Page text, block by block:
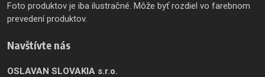
Foto produktov je iba ilustračné. Môže byť rozdiel vo farebnom
prevedení produktov.
Navštívte nás
OSLAVAN SLOVAKIA s.r.o.